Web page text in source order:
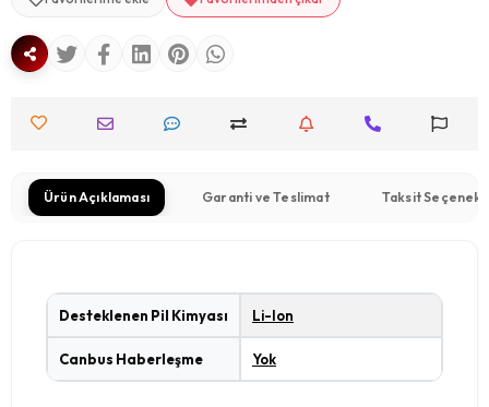
Ürün Açıklaması Garanti ve Teslimat Taksit
Desteklenen Pil Kimyası Li-Ion
Canbus Haberleşme Yok